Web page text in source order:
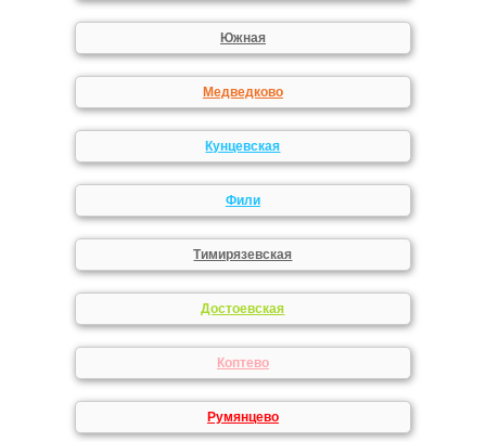
Южная
Медведково
Кунцевская
Фили
Тимирязевская
Достоевская
Коптево
Румянцево